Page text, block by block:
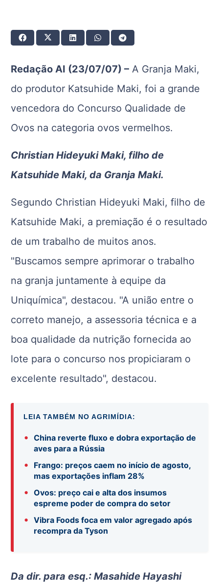
Redação AI (23/07/07) – A Granja Maki,
do produtor Katsuhide Maki, foi a grande
vencedora do Concurso Qualidade de
Ovos na categoria ovos vermelhos.
Christian Hideyuki Maki, filho de
Katsuhide Maki, da Granja Maki.
Segundo Christian Hideyuki Maki, filho de
Katsuhide Maki, a premiação é o resultado
de um trabalho de muitos anos.
"Buscamos sempre aprimorar o trabalho
na granja juntamente à equipe da
Uniquímica", destacou. "A união entre o
correto manejo, a assessoria técnica e a
boa qualidade da nutrição fornecida ao
lote para o concurso nos propiciaram o
excelente resultado", destacou.
LEIA TAMBÉM NO AGRIMÍDIA:
•
China reverte fluxo e dobra exportação de
aves para a Rússia
•
Frango: preços caem no início de agosto,
mas exportações inflam 28%
•
Ovos: preço cai e alta dos insumos
espreme poder de compra do setor
•
Vibra Foods foca em valor agregado após
recompra da Tyson
Da dir. para esq.: Masahide Hayashi